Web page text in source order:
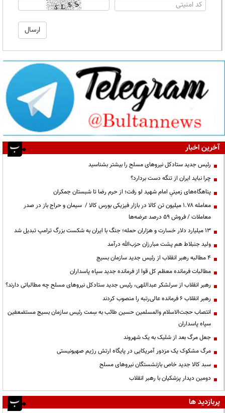
آخرین اخبار
رئیس جدید ستادکل نیروهای مسلح را بیشتر بشناسید
چرا نباید ایران از تنگه دست بردارد؟
پناهگاه‌های زمینیِ امام شهید لو رفت؛ از حرم رضا تا شبستان جمکران
معامله ۱.۷۸ میلیون تن کالا در بازار فیزیکی بورس کالا / سیمان و حراج باز در صدر
معاملات / فروش ۵۹ درصد عرضه‌ها
۱۳ میلیارد دلار خسارت و هزاران حمله؛ جنگ با ایران به شکست بزرگ ترامپ تبدیل شد
ولید جنبلاط هم پشت مبارزان حزب‌الله درآمد
۴ مطالبه رهبر انقلاب از رئیس جدید سازمان بسیج
مطالبات فرمانده معظم کل قوا از فرمانده جدید سپاه پاسداران
رهبر انقلاب از سرلشکر عبداللهی، رئیس جدید ستادکل نیروهای مسلح چه مطالباتی دارند؟
رهبر انقلاب ۶ فرمانده عالی‌رتبه را منصوب کردند
انتصاب حجت‌الاسلام ‌والمسلمین حسین طائب به سِمت رئیس سازمان بسیج مستضعفین
سپاه پاسداران
جعل مرگ بعد از شلیک به یک شهروند
مرگ مشکوک یک مزدور آمریکایی در پایگاه ارتش رژیم صهیونیستی
سبد کالا جدید خاص بازنشستگان نیروهای مسلح
دومین دیدار پزشکیان با رهبر انقلاب
پربازدید ها